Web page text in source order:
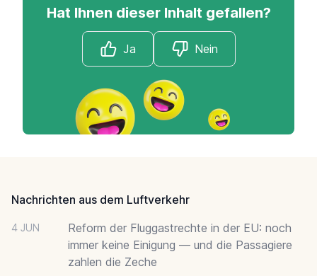
Hat Ihnen dieser Inhalt gefallen?
Ja Nein
Nachrichten aus dem Luftverkehr
4 JUN
Reform der Fluggastrechte in der EU: noch
immer keine Einigung — und die Passagiere
zahlen die Zeche